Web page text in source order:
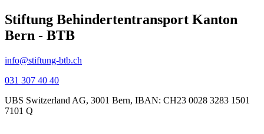
Stiftung Behindertentransport Kanton
Bern - BTB
info@stiftung-btb.ch
031 307 40 40
UBS Switzerland AG, 3001 Bern, IBAN: CH23 0028 3283 1501
7101 Q